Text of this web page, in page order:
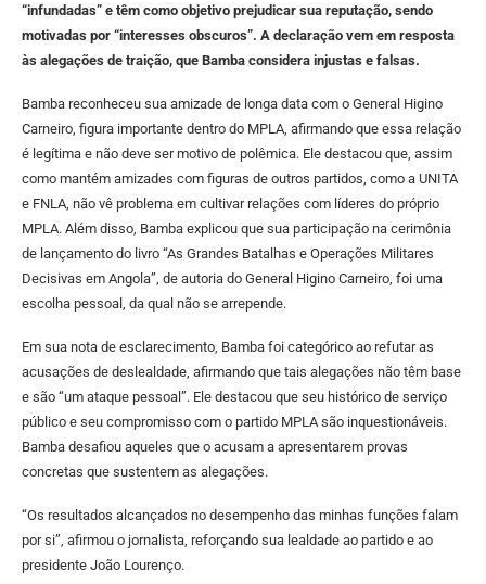
“infundadas” e têm como objetivo prejudicar sua reputação, sendo
motivadas por “interesses obscuros”. A declaração vem em resposta
às alegações de traição, que Bamba considera injustas e falsas.
Bamba reconheceu sua amizade de longa data com o General Higino
Carneiro, figura importante dentro do MPLA, afirmando que essa relação
é legítima e não deve ser motivo de polêmica. Ele destacou que, assim
como mantém amizades com figuras de outros partidos, como a UNITA
e FNLA, não vê problema em cultivar relações com líderes do próprio
MPLA. Além disso, Bamba explicou que sua participação na cerimônia
de lançamento do livro “As Grandes Batalhas e Operações Militares
Decisivas em Angola”, de autoria do General Higino Carneiro, foi uma
escolha pessoal, da qual não se arrepende.
Em sua nota de esclarecimento, Bamba foi categórico ao refutar as
acusações de deslealdade, afirmando que tais alegações não têm base
e são “um ataque pessoal”. Ele destacou que seu histórico de serviço
público e seu compromisso com o partido MPLA são inquestionáveis.
Bamba desafiou aqueles que o acusam a apresentarem provas
concretas que sustentem as alegações.
“Os resultados alcançados no desempenho das minhas funções falam
por si”, afirmou o jornalista, reforçando sua lealdade ao partido e ao
presidente João Lourenço.